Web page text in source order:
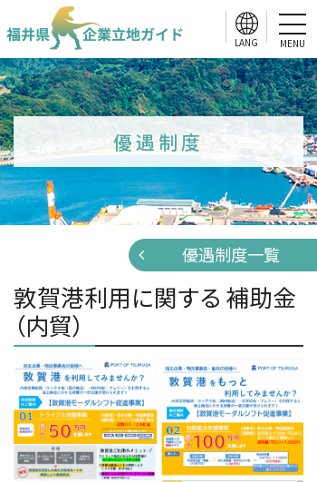
MENU
優遇制度
優遇制度一覧
敦賀港利用に関する 補助金
（内貿）